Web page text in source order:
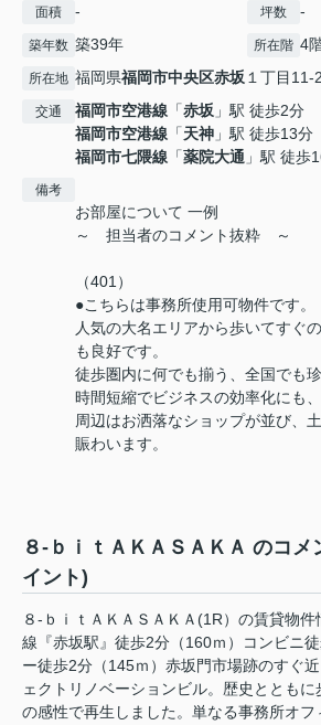
面積 - 坪数 -
築年数 築39年 所在階 4
所在地 福岡県福岡市中央区赤坂 １丁目11-
交通 福岡市空港線 「赤坂 」駅 徒歩2分
福岡市空港線 「天神 」駅 徒歩13分
福岡市七隈線 「薬院大通 」駅 徒歩
備考
お部屋について 一例
～ 担当者のコメント抜粋 ～
（401）
●こちらは事務所使用可物件です。
人気の大名エリアから歩いてすぐ
も良好です。
徒歩圏内に何でも揃う、全国でも
時間短縮でビジネスの効率化にも
周辺はお洒落なショップが並び、
賑わいます。
８-ｂｉｔＡＫＡＳＡＫＡ のコメ
イント)
８-ｂｉｔＡＫＡＳＡＫＡ(1R）の賃貸物
線『赤坂駅』徒歩2分（160ｍ）コンビニ
ー徒歩2分（145ｍ）赤坂門市場跡のすぐ
ェクトリノベーションビル。歴史ととも
の感性で再生しました。単なる事務所オ